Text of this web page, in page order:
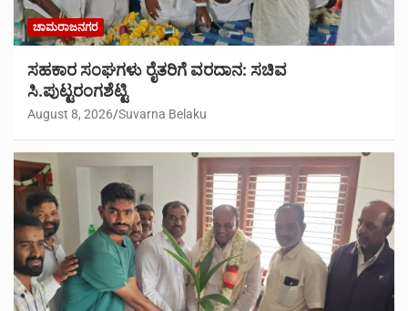
ಚಾಮರಾಜನಗರ
ಸಹಕಾರ ಸಂಘಗಳು ರೈತರಿಗೆ ವರದಾನ: ಸಚಿವ
ಸಿ.ಪುಟ್ಟರಂಗಶೆಟ್ಟಿ
August 8, 2026 Suvarna Belaku